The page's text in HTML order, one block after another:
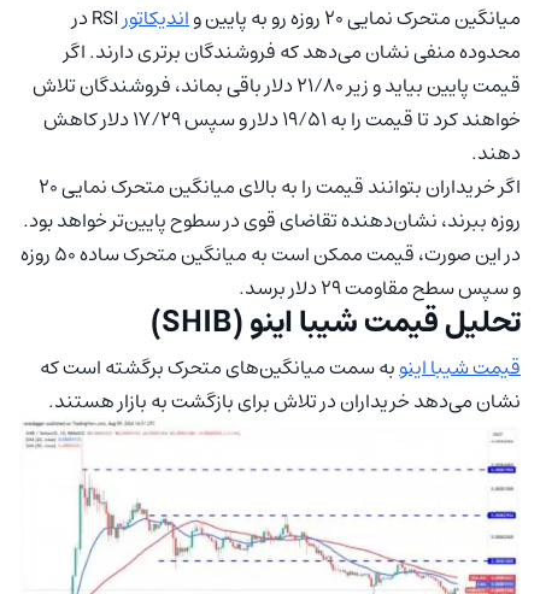
میانگین متحرک نمایی ۲۰ روزه رو به پایین و اندیکاتور
RSI در
محدوده منفی نشان می‌دهد که فروشندگان برتری دارند. اگر
قیمت پایین بیاید و زیر ۲۱/۸۰ دلار باقی بماند، فروشندگان تلاش
خواهند کرد تا قیمت را به ۱۹/۵۱ دلار و سپس ۱۷/۲۹ دلار کاهش
دهند.
اگر خریداران بتوانند قیمت را به بالای میانگین متحرک نمایی ۲۰
روزه ببرند، نشان‌دهنده تقاضای قوی در سطوح پایین‌تر خواهد بود.
در این صورت، قیمت ممکن است به میانگین متحرک ساده ۵۰ روزه
و سپس سطح مقاومت ۲۹ دلار برسد.
تحلیل قیمت شیبا اینو (SHIB)
قیمت شیبا اینوبه سمت میانگین‌های متحرک برگشته است که
نشان می‌دهد خریداران در تلاش برای بازگشت به بازار هستند.